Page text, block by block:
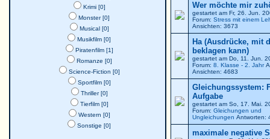
Krimi [0]
Monster [0]
Musical [0]
Musikfilm [0]
Piratenfilm [1]
Romanze [0]
Science-Fiction [0]
Sportfilm [0]
Thriller [0]
Tierfilm [0]
Western [0]
Sonstige [0]
Wer möchte mir
gestartet am Fr, 26. Jun.
Forum: Stress mit einem
Ansichten: 3673
Ha (Ausdrücke, mit
beklagen kann)
gestartet am Do, 11. Jun.
Forum: 8. Klasse - 2. Jahr
Ansichten: 4683
Gleichungssystem:
Aufgabe
gestartet am So, 17. Mai.
Forum: Gleichungen und
Ungleichungen Antworten:
maximale negative